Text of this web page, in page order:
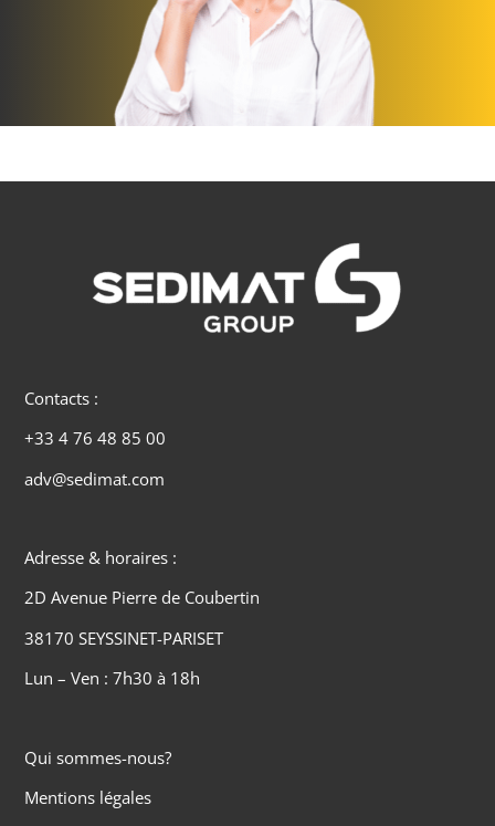
Contacts :
+33 4 76 48 85 00
adv@sedimat.com
Adresse & horaires :
2D Avenue Pierre de Coubertin
38170 SEYSSINET-PARISET
Lun – Ven : 7h30 à 18h
Qui sommes-nous?
Mentions légales